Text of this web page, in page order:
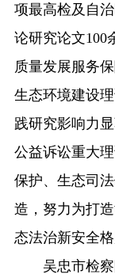
项最高检及自
论研究论文100
质量发展服务
生态环境建设
践研究影响力
公益诉讼重大
保护、生态司
造，努力为打
态法治新安全
吴忠市检察